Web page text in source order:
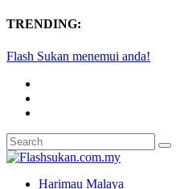
TRENDING:
Flash Sukan menemui anda!
Harimau Malaya